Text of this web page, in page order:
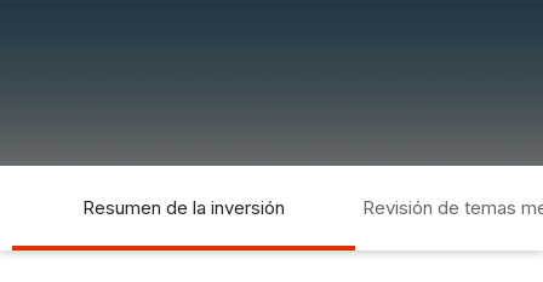
Resumen de la inversión Revisión de temas